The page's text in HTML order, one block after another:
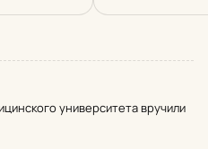
университета вручили